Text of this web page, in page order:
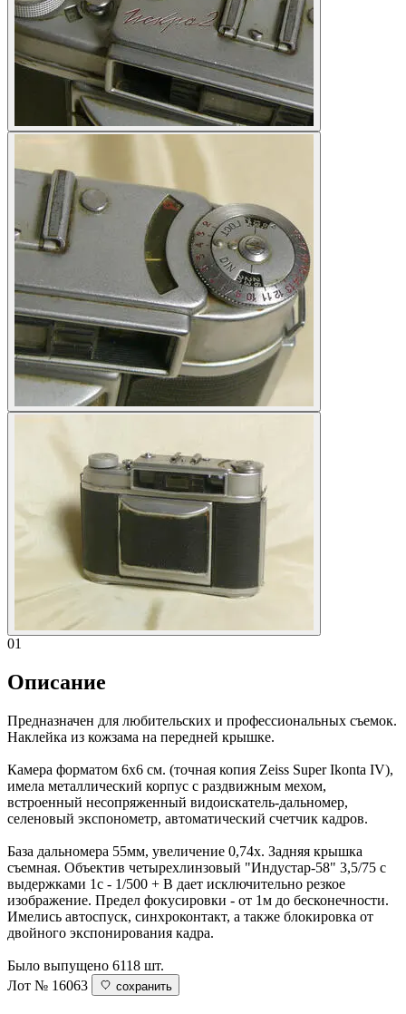
01
Описание
Предназначен для любительских и профессиональных съемок.
Наклейка из кожзама на передней крышке.
Камера форматом 6х6 см. (точная копия Zeiss Super Ikonta IV),
имела металлический корпус с раздвижным мехом,
встроенный несопряженный видоискатель-дальномер,
селеновый экспонометр, автоматический счетчик кадров.
База дальномера 55мм, увеличение 0,74х. Задняя крышка
съемная. Объектив четырехлинзовый "Индустар-58" 3,5/75 с
выдержками 1с - 1/500 + В дает исключительно резкое
изображение. Предел фокусировки - от 1м до бесконечности.
Имелись автоспуск, синхроконтакт, а также блокировка от
двойного экспонирования кадра.
Было выпущено 6118 шт.
Лот № 16063
сохранить